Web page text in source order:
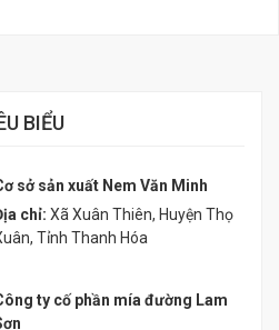
BIỂU
sở sản xuất Nem Văn Minh
chỉ: Xã Xuân Thiên, Huyện Thọ
Tỉnh Thanh Hóa
ty cố phần mía đường Lam